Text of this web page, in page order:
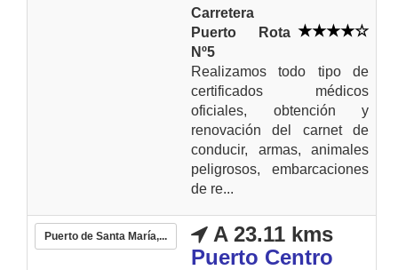
Carretera
Puerto Rota
Nº5
Realizamos todo tipo de
certificados médicos
oficiales, obtención y
renovación del carnet de
conducir, armas, animales
peligrosos, embarcaciones
de re...
Puerto de Santa María,...
A 23.11 kms
Puerto Centro